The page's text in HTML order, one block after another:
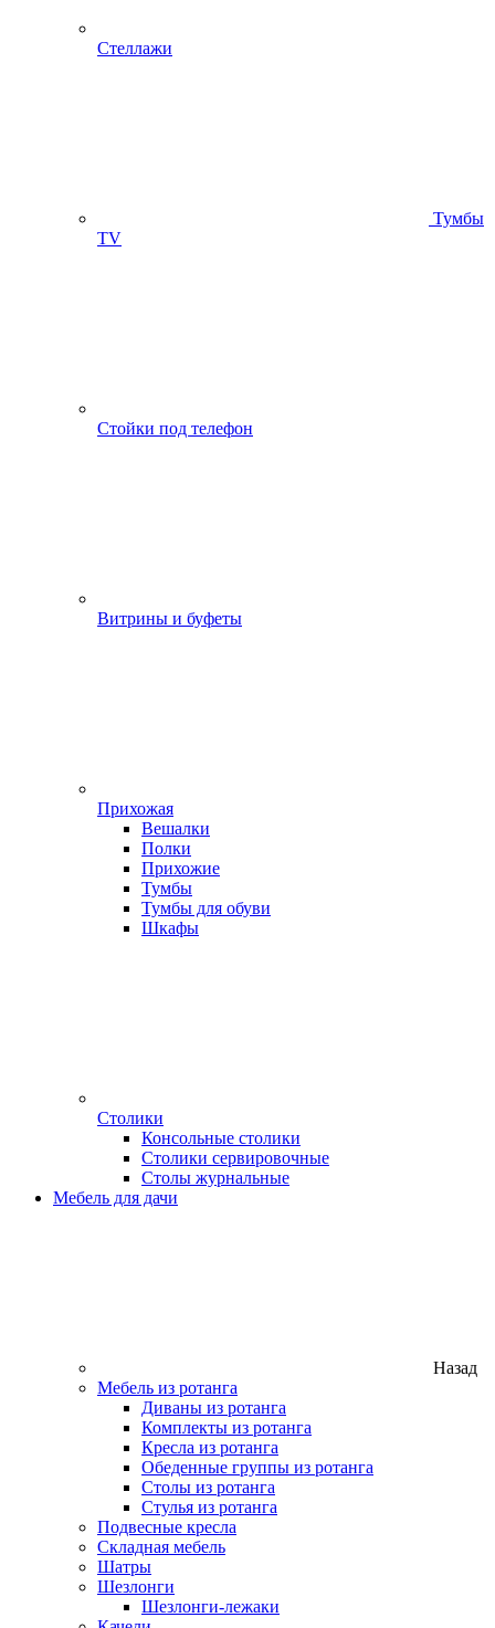
Стеллажи
Тумбы
ТV
Стойки под телефон
Витрины и буфеты
Прихожая
Вешалки
Полки
Прихожие
Тумбы
Тумбы для обуви
Шкафы
Столики
Консольные столики
Столики сервировочные
Столы журнальные
Мебель для дачи
Назад
Мебель из ротанга
Диваны из ротанга
Комплекты из ротанга
Кресла из ротанга
Обеденные группы из ротанга
Столы из ротанга
Стулья из ротанга
Подвесные кресла
Складная мебель
Шатры
Шезлонги
Шезлонги-лежаки